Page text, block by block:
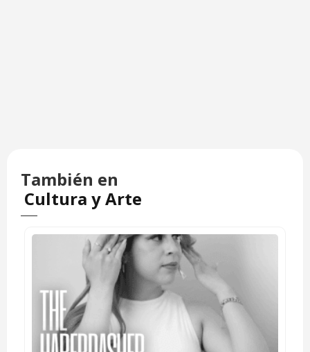
También en
Cultura y Arte